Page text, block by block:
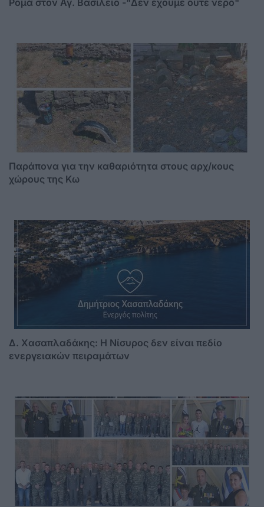
Ρομά στον Αγ. Βασίλειο -"Δεν έχουμε ούτε νερό"
Παράπονα για την καθαριότητα στους αρχ/κους
χώρους της Κω
Δ. Χασαπλαδάκης: Η Νίσυρος δεν είναι πεδίο
ενεργειακών πειραμάτων